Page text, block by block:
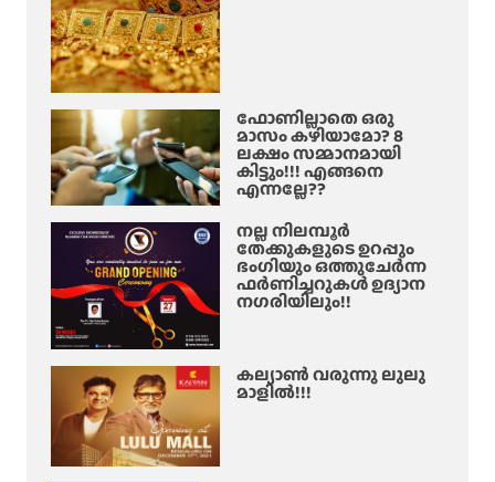
ഫോണില്ലാതെ ഒരു
മാസം കഴിയാമോ? 8
ലക്ഷം സമ്മാനമായി
കിട്ടും!!! എങ്ങനെ
എന്നല്ലേ??
നല്ല നിലമ്പൂർ
തേക്കുകളുടെ ഉറപ്പും
ഭംഗിയും ഒത്തുചേർന്ന
ഫർണിച്ചറുകൾ ഉദ്യാന
നഗരിയിലും!!
കല്യാൺ വരുന്നു ലുലു
മാളിൽ!!!